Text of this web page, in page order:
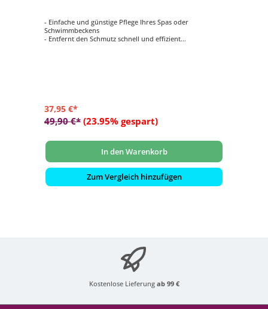
- Einfache und günstige Pflege Ihres Spas oder
Schwimmbeckens
- Entfernt den Schmutz schnell und effizient
37,95 €*
49,90 €* (23.95% gespart)
In den Warenkorb
Zum Vergleich hinzufügen
Kostenlose Lieferung ab 99 €